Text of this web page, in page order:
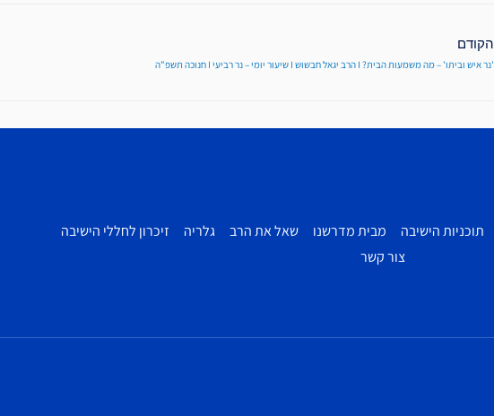
הקודם
'נר איש וביתו' – מה משמעות הבית? I הרב יגאל חבשוש I שיעור יומי – נר רביעי I חנוכה תשפ"ה
תוכניות הישיבה מבית מדרשנו שאל את הרב גלריה
זיכרון לחללי הישיבה
צור קשר